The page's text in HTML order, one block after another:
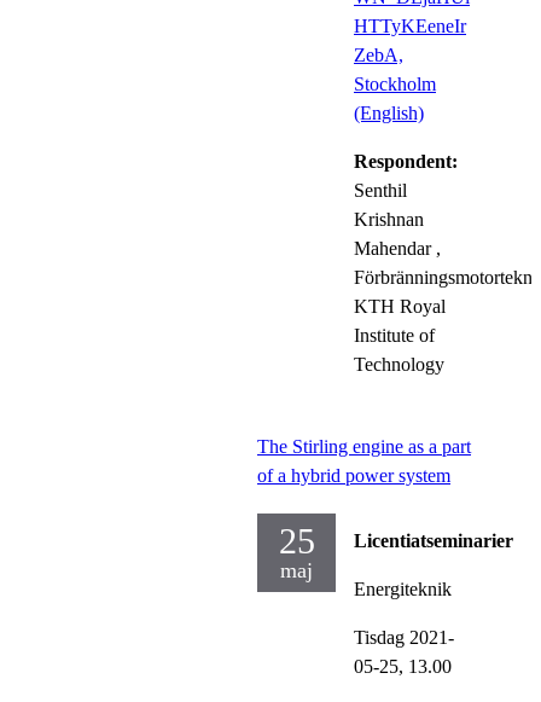
HTTyKEeneIr
ZebA,
Stockholm
(English)
Respondent:
Senthil
Krishnan
Mahendar ,
KTH Royal
Institute of
Technology
The Stirling engine as a part
of a hybrid power system
25
maj
Licentiatseminarier
Energiteknik
Tisdag 2021-
05-25, 13.00